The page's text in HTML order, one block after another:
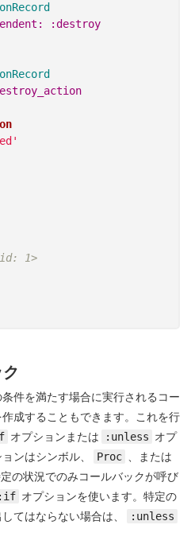
:destroy
1>
件を満たす場合に実行されるコー
成することもできます。これを行
オプションまたは :unless オプ
ンはシンボル、
Proc 、または
の状況でのみコールバックが呼び
:if オプションを使います。特定の
てはならない場合は、
:unless